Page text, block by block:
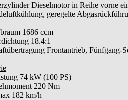
Dieselmotor in Reihe vorne
geregelte
1686 ccm
18.4:1
Frontantrieb, Fünfgang-
74 kW (100 PS)
220 Nm
182 km/h